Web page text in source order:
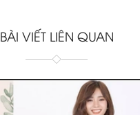
BÀI VIẾT LIÊN QUAN